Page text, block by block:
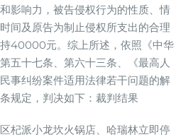
影响力，被告侵权行为的性质、情
间及原告为制止侵权所支出的合理
40000元。综上所述，依照《中华
五十七条、第六十三条、《最高人
事纠纷案件适用法律若干问题的解
规定，判决如下：裁判结果
杞派小龙坎火锅店、哈瑞林立即停